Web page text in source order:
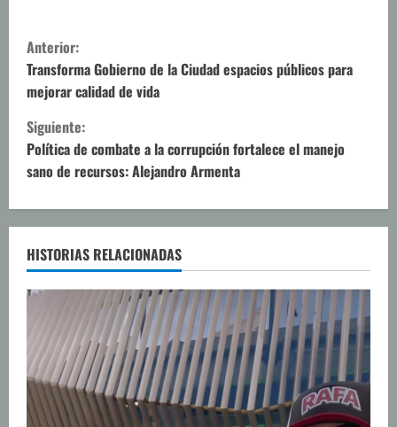
S
i
g
u
e
l
e
y
e
n
d
Anterior:
Transforma Gobierno de la Ciudad espacios públicos para
mejorar calidad de vida
Siguiente:
Política de combate a la corrupción fortalece el manejo
sano de recursos: Alejandro Armenta
HISTORIAS RELACIONADAS